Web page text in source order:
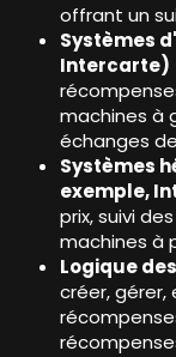
offrant un
Systèmes
Intercarte)
machines à
échanges
Systèmes
exemple,
prix, suivi
machines à
Logique
créer,